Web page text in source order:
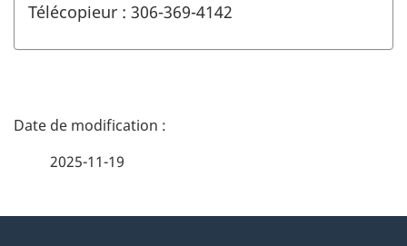
Télécopieur : 306-369-4142
D
2025-11-19